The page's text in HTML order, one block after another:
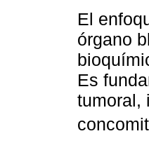
El
órgano
Es
tumoral,